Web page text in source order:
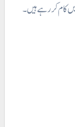
کام کر رہے ہیں۔